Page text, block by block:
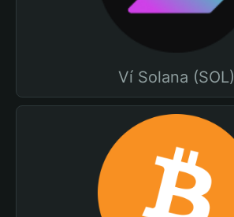
Ví Solana (SOL)